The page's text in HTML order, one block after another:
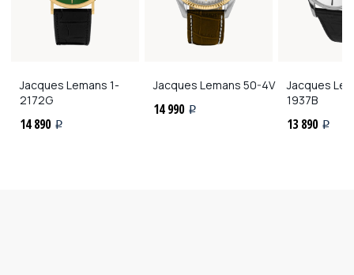
Jacques Lemans 1-
2172G
14 890 i
Jacques Lemans 50-4V
14 990 i
Jacques
1937B
13 890 i